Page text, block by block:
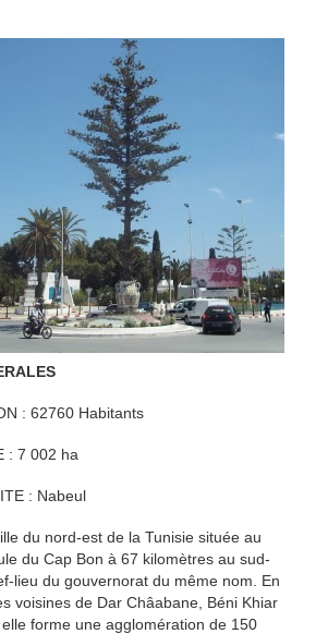
: 62760 Habitants
: 7 002 ha
: Nabeul
du nord-est de la Tunisie située au
du Cap Bon à 67 kilomètres au sud-
lieu du gouvernorat du même nom. En
voisines de Dar Châabane, Béni Khiar
forme une agglomération de 150